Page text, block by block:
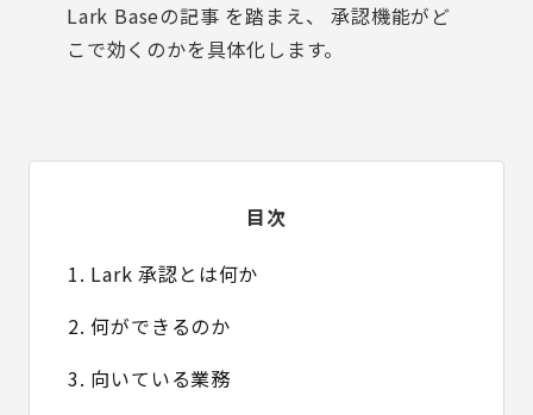
Lark Baseの記事 を踏まえ、 承認機能がど
こで効くのかを具体化します。
目次
1. Lark 承認とは何か
2. 何ができるのか
3. 向いている業務